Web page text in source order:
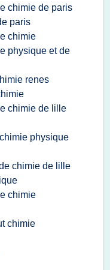
chimie de paris
paris
chimie
physique et de
renes
chimie de lille
physique
chimie de lille
chimie
chimie